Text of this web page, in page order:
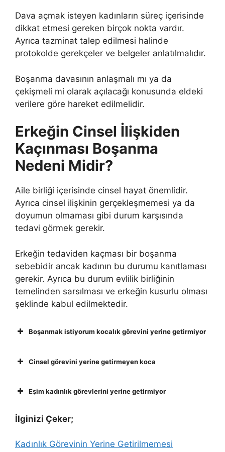
Dava açmak isteyen kadınların süreç içerisinde
dikkat etmesi gereken birçok nokta vardır.
Ayrıca tazminat talep edilmesi halinde
protokolde gerekçeler ve belgeler anlatılmalıdır.
Boşanma davasının anlaşmalı mı ya da
çekişmeli mi olarak açılacağı konusunda eldeki
verilere göre hareket edilmelidir.
Erkeğin Cinsel İlişkiden
Kaçınması Boşanma
Nedeni Midir?
Aile birliği içerisinde cinsel hayat önemlidir.
Ayrıca cinsel ilişkinin gerçekleşmemesi ya da
doyumun olmaması gibi durum karşısında
tedavi görmek gerekir.
Erkeğin tedaviden kaçması bir boşanma
sebebidir ancak kadının bu durumu kanıtlaması
gerekir. Ayrıca bu durum evlilik birliğinin
temelinden sarsılması ve erkeğin kusurlu olması
şeklinde kabul edilmektedir.
Boşanmak istiyorum kocalık görevini yerine getirmiyor
Cinsel görevini yerine getirmeyen koca
Eşim kadınlık görevlerini yerine getirmiyor
İlginizi Çeker;
Kadınlık Görevinin Yerine Getirilmemesi